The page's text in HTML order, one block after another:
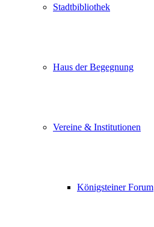
Stadtbibliothek
Haus der Begegnung
Vereine & Institutionen
Königsteiner Forum